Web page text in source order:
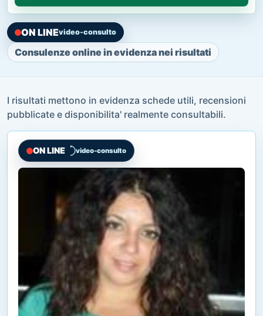
ON LINEvideo-consulto
Consulenze online in evidenza nei risultati
I risultati mettono in evidenza schede utili, recensioni
pubblicate e disponibilita' realmente consultabili.
ON LINE video-consulto